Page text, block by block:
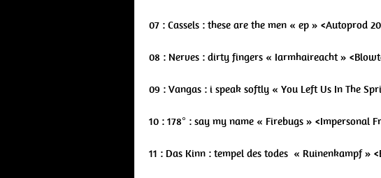
07 : Cassels : these are the men « ep » <Autoprod
08 : Nerves : dirty fingers « Iarmhaireacht »
09 : Vangas : i speak softly « You Left Us In The
10 : 178° : say my name « Firebugs » <Impersonal
11 : Das Kinn : tempel des todes « Ruinenkampf »